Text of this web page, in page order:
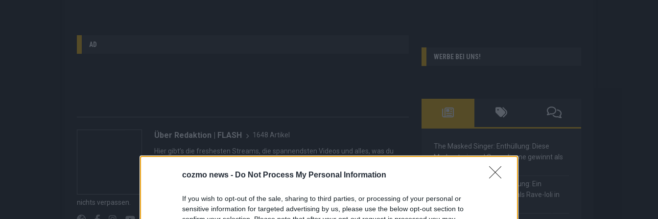
cozmo news - Do Not Process My Personal Information
If you wish to opt-out of the sale, sharing to third parties, or processing of your personal or
sensitive information for targeted advertising by us, please use the below opt-out section to
AD
Über Redaktion | FLASH 1648 Artikel
Hier gibt’s die freshesten Streams, die spannendsten Videos und alles, was du
bringen dir die Inhalte direkt auf den Screen, live oder on-demand. Unsere
nichts verpassen.
WERBE BEI UNS!
The Masked Singer: Enthüllung: Diese
Moderatorin und Comedienne gewinnt als
The Masked Singer: Enthüllung: Ein
deutscher Sänger hat sich als Rave-Ioli in
die Herzen gesungen